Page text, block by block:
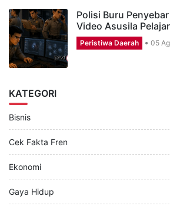
Polisi Buru
Video Asusila
Peristiwa Daerah 05
KATEGORI
Bisnis
Cek Fakta Fren
Ekonomi
Gaya Hidup